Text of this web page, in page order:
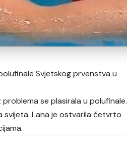
Svjetskog prvenstva u
se plasirala u polufinale.
svijeta. Lana je ostvarila četvrto